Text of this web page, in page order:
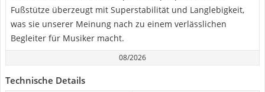
Fußstütze überzeugt mit Superstabilität und Langlebigkeit,
was sie unserer Meinung nach zu einem verlässlichen
Begleiter für Musiker macht.
08/2026
Technische Details